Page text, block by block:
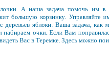
А наша задача помочь им в
большую корзинку. Управляйте
яблоки. Ваша задача, как
набираем очки. Если Вам
Вас в Теремке. Здесь можно